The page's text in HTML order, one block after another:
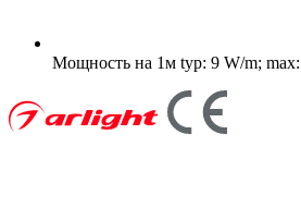
Мощность на 1м typ: 9 W/m;